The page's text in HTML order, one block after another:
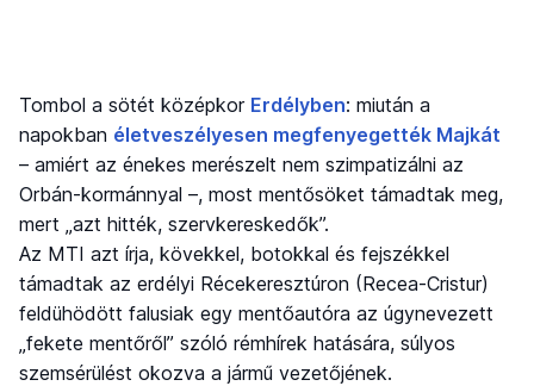
Tombol a sötét középkor Erdélyben: miután a
napokban életveszélyesen megfenyegették Majkát
– amiért az énekes merészelt nem szimpatizálni az
Orbán-kormánnyal –, most mentősöket támadtak meg,
mert „azt hitték, szervkereskedők”.
Az MTI azt írja, kövekkel, botokkal és fejszékkel
támadtak az erdélyi Récekeresztúron (Recea-Cristur)
feldühödött falusiak egy mentőautóra az úgynevezett
„fekete mentőről” szóló rémhírek hatására, súlyos
szemsérülést okozva a jármű vezetőjének.